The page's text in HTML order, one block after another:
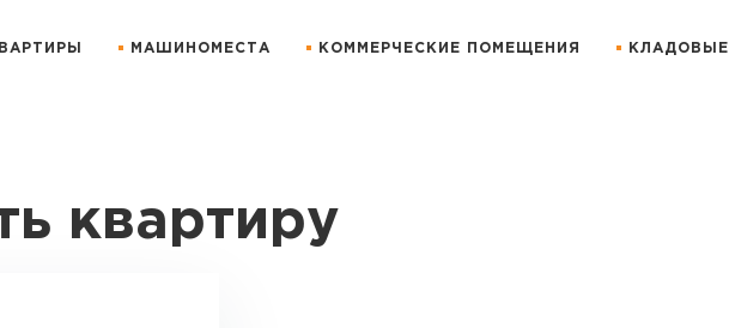
МАШИНОМЕСТА КОММЕРЧЕСКИЕ ПОМЕЩЕНИЯ КЛАДОВЫЕ
квартиру